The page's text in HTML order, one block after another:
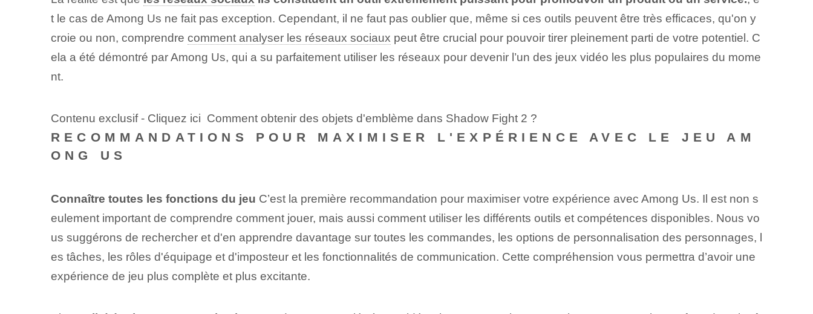
t le cas de Among Us ne fait pas exception. Cependant, il ne faut pas oublier que, même si ces outils peuvent être très efficaces, qu'on y
croie ou non, comprendre comment analyser les réseaux sociaux peut être crucial pour pouvoir tirer pleinement parti de votre potentiel. C
ela a été démontré par Among Us, qui a su parfaitement utiliser les réseaux pour devenir l’un des jeux vidéo les plus populaires du mome
nt.
Contenu exclusif - Cliquez ici Comment obtenir des objets d'emblème dans Shadow Fight 2 ?
RECOMMANDATIONS POUR MAXIMISER L'EXPÉRIENCE AVEC LE JEU AM
ONG US
Connaître toutes les fonctions du jeu C’est la première recommandation pour maximiser votre expérience avec Among Us. Il est non s
eulement important de comprendre comment jouer, mais aussi comment utiliser les différents outils et compétences disponibles. Nous vo
us suggérons de rechercher et d'en apprendre davantage sur toutes les commandes, les options de personnalisation des personnages, l
es tâches, les rôles d'équipage et d'imposteur et les fonctionnalités de communication. Cette compréhension vous permettra d’avoir une
expérience de jeu plus complète et plus excitante.